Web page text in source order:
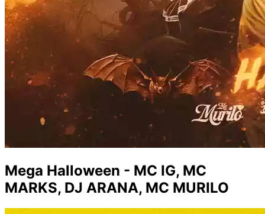
Mega Halloween - MC IG, MC
MARKS, DJ ARANA, MC MURILO